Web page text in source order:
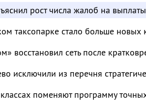
рост числа жалоб на
таксопарке стало больше новых
восстановил сеть после
исключили из перечня
поменяют программу